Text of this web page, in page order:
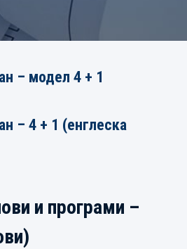
– модел 4 + 1
– 4 + 1 (енглеска
и програми –